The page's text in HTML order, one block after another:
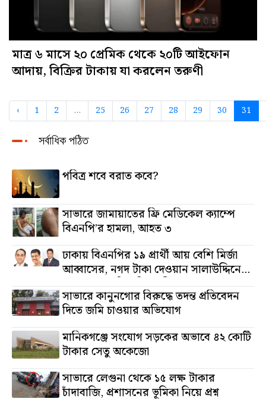
মাত্র ৬ মাসে ২০ প্রেমিক থেকে ২০টি আইফোন
আদায়, বিক্রির টাকায় যা করলেন তরুণী
‹ 1 2 ... 25 26 27 28 29 30 31
সর্বাধিক পঠিত
পবিত্র শবে বরাত কবে?
সাভারে জামায়াতের ফ্রি মেডিকেল ক্যাম্পে
বিএনপি’র হামলা, আহত ৩
ঢাকায় বিএনপির ১৯ প্রার্থী আয় বেশি মির্জা
আব্বাসের, নগদ টাকা দেওয়ান সালাউদ্দিনের,
অস্থাবর সম্পত্তি তমিজউদ্দিনের
সাভারে কানুনগোর বিরুদ্ধে তদন্ত প্রতিবেদন
দিতে জমি চাওয়ার অভিযোগ
মানিকগঞ্জে সংযোগ সড়কের অভাবে ৪২ কোটি
টাকার সেতু অকেজো
সাভারে লেগুনা থেকে ১৫ লক্ষ টাকার
চাঁদাবাজি, প্রশাসনের ভূমিকা নিয়ে প্রশ্ন